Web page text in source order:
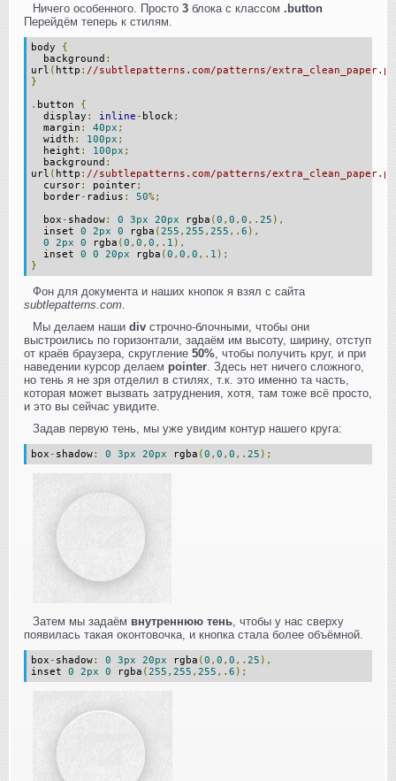
Ничего особенного. Просто 3 блока с классом .button
Перейдём теперь к стилям.
body {
background :
url ( http : //subtlepatterns.com/patterns/
}
. button {
display : inline - block;
margin : 40px ;
width : 100px ;
height : 100px ;
background :
url ( http : //subtlepatterns.com/patterns/
cursor: pointer;
border- radius : 50%;
box - shadow: 0 3px 20px rgba (0 , 0 , 0 ,. 25 ),
inset 0 2px 0 rgba (255 , 255 , 255 ,. 6 ),
0
2px 0 rgba (0 , 0 , 0 ,. 1 ),
inset 0 0 20px rgba (0 , 0 , 0 ,. 1 );
}
Фон для документа и наших кнопок я взял с сайта
subtlepatterns.com
Мы делаем наши div строчно-блочными, чтобы они
выстроились по горизонтали, задаём им высоту, ширину, отступ
от краёв браузера, скругление 50% , чтобы получить круг, и при
наведении курсор делаем pointer . Здесь нет ничего сложного,
но тень я не зря отделил в стилях, т.к. это именно та часть,
которая может вызвать затруднения, хотя, там тоже всё просто,
и это вы сейчас увидите.
Задав первую тень, мы уже увидим контур нашего круга:
box - shadow: 0 3px 20px rgba (0 , 0 , 0 ,. 25 );
Затем мы задаём внутреннюю тень , чтобы у нас сверху
появилась такая оконтовочка, и кнопка стала более объёмной.
box - shadow: 0 3px 20px rgba (0 , 0 , 0 ,. 25 ),
inset 0 2px 0 rgba (255 , 255 , 255 ,. 6 );